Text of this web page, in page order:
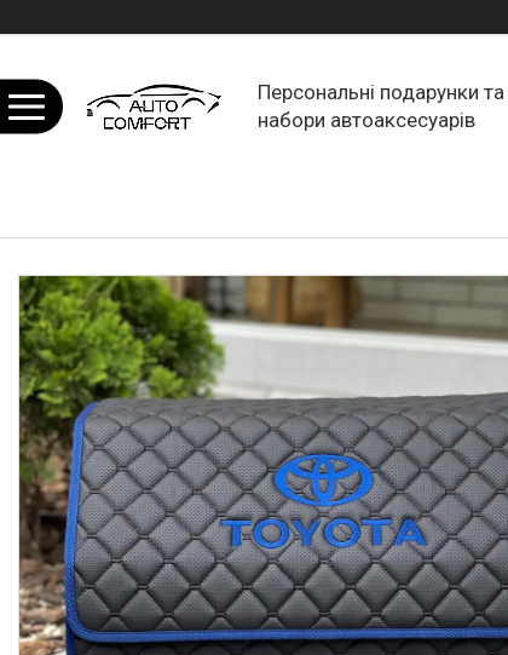
Персональні подарунки
набори автоаксесуарів